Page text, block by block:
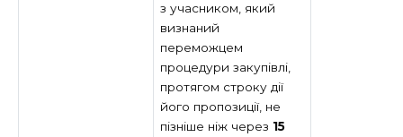
з учасником, який
визнаний
переможцем
процедури закупівлі,
протягом строку дії
його пропозиції, не
пізніше ніж через 15